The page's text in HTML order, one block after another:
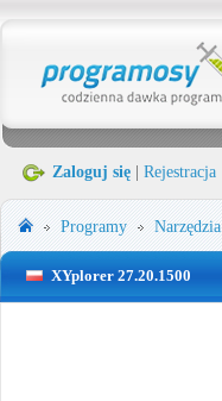
Zaloguj się Rejestracja
Programy Narzędzia
XYplorer 27.20.1500